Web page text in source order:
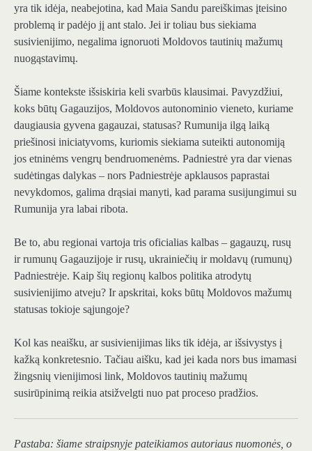
yra tik idėja, neabejotina, kad Maia Sandu pareiškimas įteisino
problemą ir padėjo jį ant stalo. Jei ir toliau bus siekiama
susivienijimo, negalima ignoruoti Moldovos tautinių mažumų
nuogąstavimų.
Šiame kontekste išsiskiria keli svarbūs klausimai. Pavyzdžiui,
koks būtų Gagauzijos, Moldovos autonominio vieneto, kuriame
daugiausia gyvena gagauzai, statusas? Rumunija ilgą laiką
priešinosi iniciatyvoms, kuriomis siekiama suteikti autonomiją
jos etninėms vengrų bendruomenėms. Padniestrė yra dar vienas
sudėtingas dalykas – nors Padniestrėje apklausos paprastai
nevykdomos, galima drąsiai manyti, kad parama susijungimui su
Rumunija yra labai ribota.
Be to, abu regionai vartoja tris oficialias kalbas – gagauzų, rusų
ir rumunų Gagauzijoje ir rusų, ukrainiečių ir moldavų (rumunų)
Padniestrėje. Kaip šių regionų kalbos politika atrodytų
susivienijimo atveju? Ir apskritai, koks būtų Moldovos mažumų
statusas tokioje sąjungoje?
Kol kas neaišku, ar susivienijimas liks tik idėja, ar išsivystys į
kažką konkretesnio. Tačiau aišku, kad jei kada nors bus imamasi
žingsnių vienijimosi link, Moldovos tautinių mažumų
susirūpinimą reikia atsižvelgti nuo pat proceso pradžios.
Pastaba: šiame straipsnyje pateikiamos autoriaus nuomonės, o